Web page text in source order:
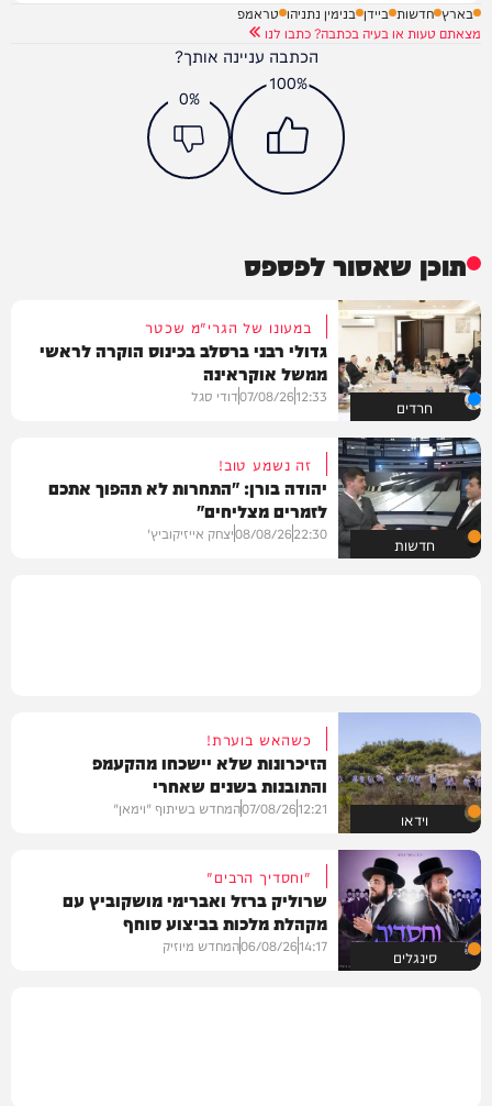
בארץ חדשות ביידן בנימין נתניהו טראמפ
מצאתם טעות או בעיה בכתבה? כתבו לנו
הכתבה עניינה אותך?
100%
0%
תוכן שאסור לפספס
חרדים
במעונו של הגרי"מ שכטר
גדולי רבני ברסלב בכינוס הוקרה לראשי
ממשל אוקראינה
12:33
07/08/26דודי סגל
חדשות
זה נשמע טוב!
יהודה בורן: "התחרות לא תהפוך אתכם
לזמרים מצליחים"
22:30
08/08/26יצחק אייזיקוביץ'
וידאו
כשהאש בוערת!
הזיכרונות שלא יישכחו מהקעמפ
והתובנות בשנים שאחרי
12:21
07/08/26המחדש בשיתוף "וימאן"
סינגלים
"וחסדיך הרבים"
שרוליק ברזל ואברימי מושקוביץ עם
מקהלת מלכות בביצוע סוחף
14:17
06/08/26המחדש מיוזיק